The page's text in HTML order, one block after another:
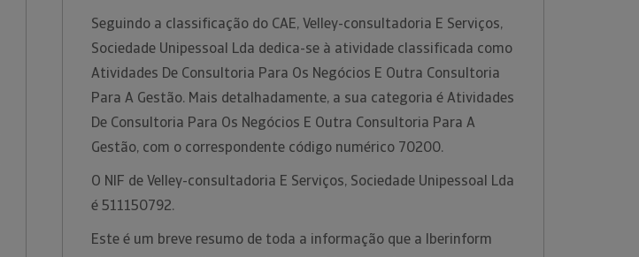
Seguindo a classificação do CAE, Velley-consultadoria E Serviços,
Sociedade Unipessoal Lda dedica-se à atividade classificada como
Atividades De Consultoria Para Os Negócios E Outra Consultoria
Para A Gestão. Mais detalhadamente, a sua categoria é Atividades
De Consultoria Para Os Negócios E Outra Consultoria Para A
Gestão, com o correspondente código numérico 70200.
O NIF de Velley-consultadoria E Serviços, Sociedade Unipessoal Lda
é 511150792.
Este é um breve resumo de toda a informação que a Iberinform